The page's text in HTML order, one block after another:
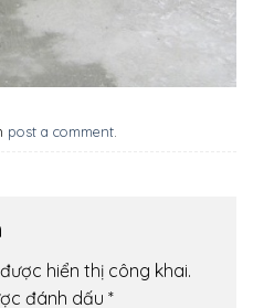
post a comment.
hiển thị công khai.
đánh dấu *